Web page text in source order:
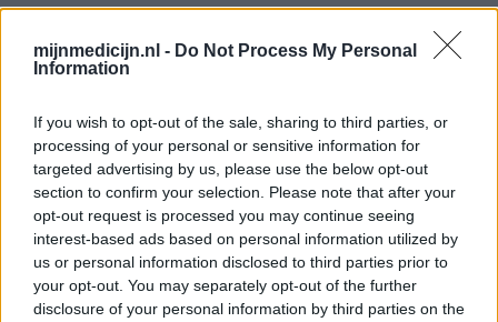
mijnmedicijn.nl - Do Not Process My Personal
Information
If you wish to opt-out of the sale, sharing to third parties, or
processing of your personal or sensitive information for
targeted advertising by us, please use the below opt-out
section to confirm your selection. Please note that after your
opt-out request is processed you may continue seeing
interest-based ads based on personal information utilized by
us or personal information disclosed to third parties prior to
your opt-out. You may separately opt-out of the further
disclosure of your personal information by third parties on the